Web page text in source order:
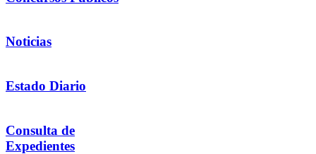
Noticias
Estado Diario
Consulta de
Expedientes